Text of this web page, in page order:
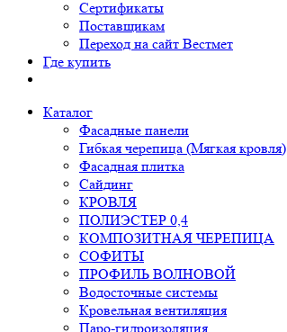
Сертификаты
Поставщикам
Переход на сайт Вестмет
Где купить
Каталог
Фасадные панели
Гибкая черепица (Мягкая кровля)
Фасадная плитка
Сайдинг
КРОВЛЯ
ПОЛИЭСТЕР 0,4
КОМПОЗИТНАЯ ЧЕРЕПИЦА
СОФИТЫ
ПРОФИЛЬ ВОЛНОВОЙ
Водосточные системы
Кровельная вентиляция
Паро-гидроизоляция